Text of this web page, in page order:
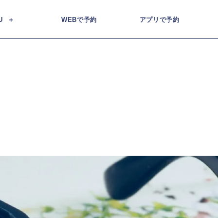
WEBで予約 アプリで予約